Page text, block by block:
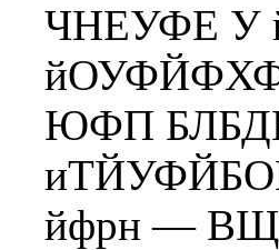
ЧНЕУФЕ У
ЮФП
йфрн —